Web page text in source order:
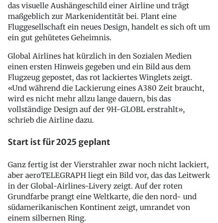
das visuelle Aushängeschild einer Airline und trägt
maßgeblich zur Markenidentität bei. Plant eine
Fluggesellschaft ein neues Design, handelt es sich oft um
ein gut gehütetes Geheimnis.
Global Airlines hat kürzlich in den Sozialen Medien
einen ersten Hinweis gegeben und ein Bild aus dem
Flugzeug gepostet, das rot lackiertes Winglets zeigt.
«Und während die Lackierung eines A380 Zeit braucht,
wird es nicht mehr allzu lange dauern, bis das
vollständige Design auf der 9H-GLOBL erstrahlt»,
schrieb die Airline dazu.
Start ist für 2025 geplant
Ganz fertig ist der Vierstrahler zwar noch nicht lackiert,
aber aeroTELEGRAPH liegt ein Bild vor, das das Leitwerk
in der Global-Airlines-Livery zeigt. Auf der roten
Grundfarbe prangt eine Weltkarte, die den nord- und
südamerikanischen Kontinent zeigt, umrandet von
einem silbernen Ring.